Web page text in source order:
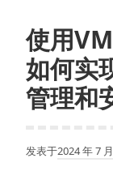
使用
如何实
管理和
发表于2024 年 7